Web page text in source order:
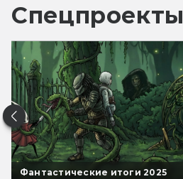
Спецпроекты
Фантастические итоги 2025